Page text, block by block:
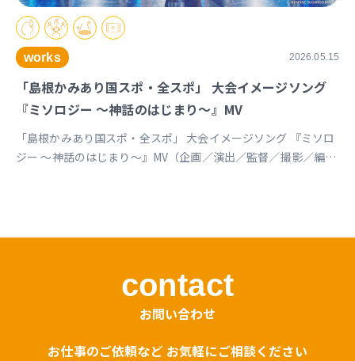
works 2026.05.15
「島根かみあり国スポ・全スポ」 大会イメージソング
『ミソロジー ～神話のはじまり～』MV
「島根かみあり国スポ・全スポ」 大会イメージソング 『ミソロ
ジー ～神話のはじまり～』MV（企画／演出／監督／撮影／編
contact
お問い合わせ
お仕事のご依頼など お気軽にご相談ください